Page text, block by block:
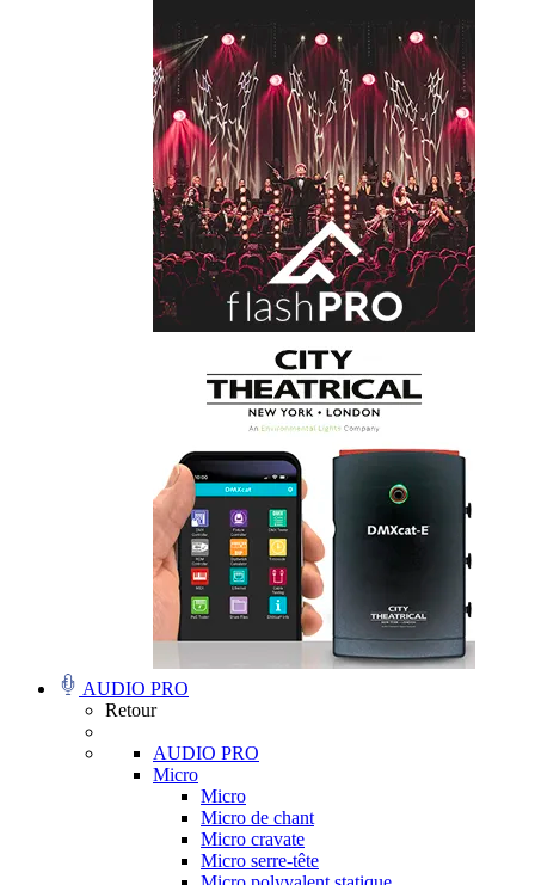
AUDIO PRO
Retour
AUDIO PRO
Micro
Micro
Micro de chant
Micro cravate
Micro serre-tête